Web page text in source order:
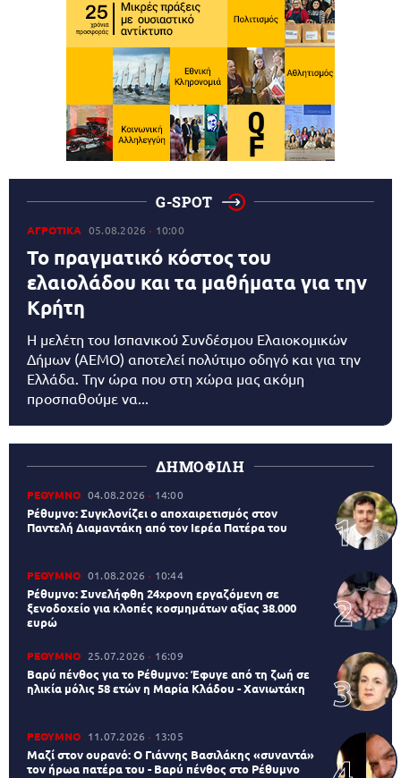
G-SPOT
ΑΓΡΟΤΙΚΑ 05.08.2026 10:00
Το πραγματικό κόστος του
ελαιολάδου και τα μαθήματα για την
Κρήτη
Η μελέτη του Ισπανικού Συνδέσμου Ελαιοκομικών
Δήμων (AEMO) αποτελεί πολύτιμο οδηγό και για την
Ελλάδα. Την ώρα που στη χώρα μας ακόμη
προσπαθούμε να...
ΔΗΜΟΦΙΛΗ
ΡΕΘΥΜΝΟ 04.08.2026 14:00
Ρέθυμνο: Συγκλονίζει ο αποχαιρετισμός στον
Παντελή Διαμαντάκη από τον Ιερέα Πατέρα του
ΡΕΘΥΜΝΟ 01.08.2026 10:44
Ρέθυμνο: Συνελήφθη 24χρονη εργαζόμενη σε
ξενοδοχείο για κλοπές κοσμημάτων αξίας 38.000
ευρώ
ΡΕΘΥΜΝΟ 25.07.2026 16:09
Βαρύ πένθος για το Ρέθυμνο: Έφυγε από τη ζωή σε
ηλικία μόλις 58 ετών η Μαρία Κλάδου - Χανιωτάκη
ΡΕΘΥΜΝΟ 11.07.2026 13:05
Μαζί στον ουρανό: Ο Γιάννης Βασιλάκης «συναντά»
τον ήρωα πατέρα του - Βαρύ πένθος στο Ρέθυμνο